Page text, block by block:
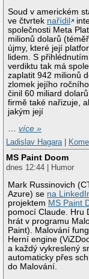
Soud v americkém
ve čtvrtek nařídil
společnosti Meta
milionů dolarů
újmy, které její
lidem. S
verdiktu tak má
zaplatit 942 milionů
zlomek jejího
činil 60 miliard
firmě také nařizuje,
jakým její
…více »
Ladislav Hagara
MS Paint Doom
dnes 12:44 | Humor
Mark Russinovich
Azure) se na
projektem MS Paint
pomocí Claude. Hru
hrát v programu
Paint). Malování
Herní engine
a každý vykreslený
automaticky přes
do Malování.